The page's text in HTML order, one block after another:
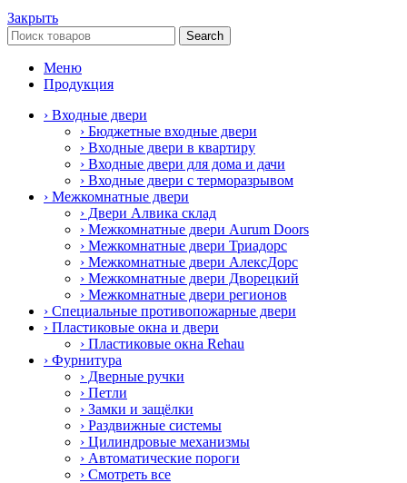
Закрыть
Search
Меню
Продукция
› Входные двери
› Бюджетные входные двери
› Входные двери в квартиру
› Входные двери для дома и дачи
› Входные двери с терморазрывом
› Межкомнатные двери
› Двери Алвика склад
› Межкомнатные двери Aurum Doors
› Межкомнатные двери Триадорс
› Межкомнатные двери АлексДорс
› Межкомнатные двери Дворецкий
› Межкомнатные двери регионов
› Специальные противопожарные двери
› Пластиковые окна и двери
› Пластиковые окна Rehau
› Фурнитура
› Дверные ручки
› Петли
› Замки и защёлки
› Раздвижные системы
› Цилиндровые механизмы
› Автоматические пороги
› Смотреть все